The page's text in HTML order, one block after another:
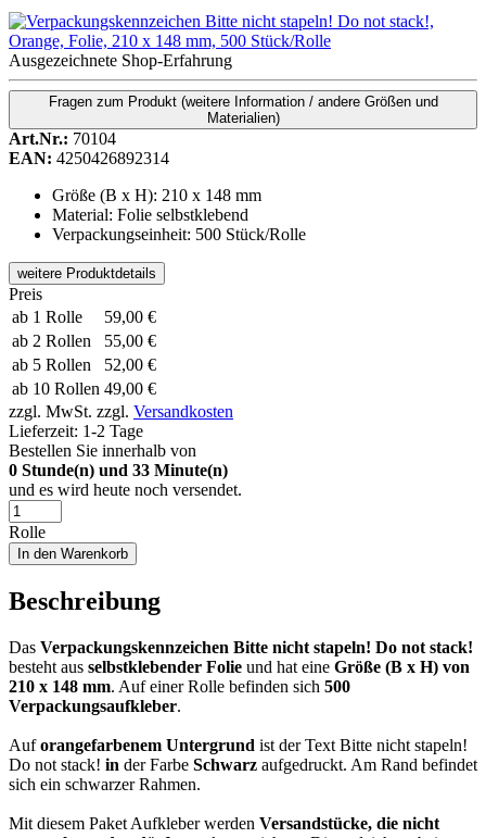
Ausgezeichnete Shop-Erfahrung
Fragen zum Produkt (weitere Information / andere Größen und
Materialien)
Art.Nr.: 70104
EAN: 4250426892314
Größe (B x H): 210 x 148 mm
Material: Folie selbstklebend
Verpackungseinheit: 500 Stück/Rolle
weitere Produktdetails
Preis
ab 1 Rolle
59,00 €
ab 2 Rollen
55,00 €
ab 5 Rollen
52,00 €
ab 10 Rollen 49,00 €
zzgl. MwSt. zzgl. Versandkosten
Lieferzeit: 1-2 Tage
Bestellen Sie innerhalb von
0 Stunde(n) und 33 Minute(n)
und es wird heute noch versendet.
Rolle
In den Warenkorb
Beschreibung
Das Verpackungskennzeichen Bitte nicht stapeln! Do not stack!
besteht aus selbstklebender Folie und hat eine Größe (B x H) von
210 x 148 mm. Auf einer Rolle befinden sich 500
Verpackungsaufkleber.
Auforangefarbenem Untergrund ist der Text Bitte nicht stapeln!
Do not stack! in der Farbe Schwarz aufgedruckt. Am Rand befindet
sich ein schwarzer Rahmen.
Mit diesem Paket Aufkleber werden Versandstücke, die nicht